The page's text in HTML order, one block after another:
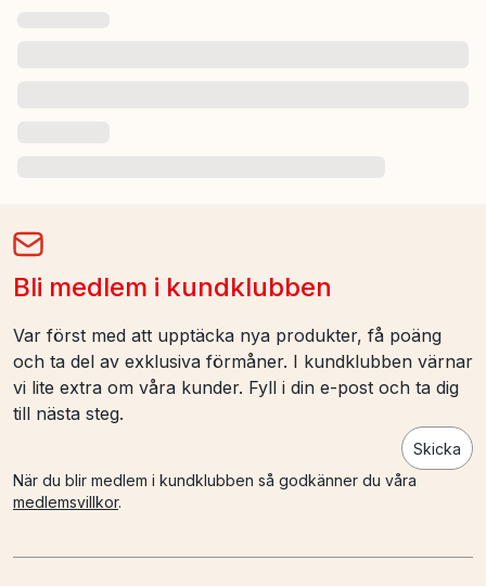
Bli medlem i kundklubben
Var först med att upptäcka nya produkter, få poäng
och ta del av exklusiva förmåner. I kundklubben värnar
vi lite extra om våra kunder. Fyll i din e-post och ta dig
till nästa steg.
Skicka
När du blir medlem i kundklubben så godkänner du våra
medlemsvillkor.